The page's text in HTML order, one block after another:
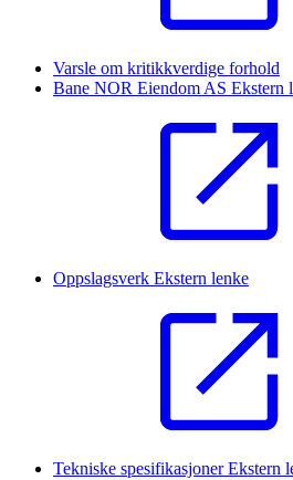
Varsle om kritikkverdige forhold
Bane NOR Eiendom AS Ekstern
Oppslagsverk Ekstern lenke
Tekniske spesifikasjonerEkstern